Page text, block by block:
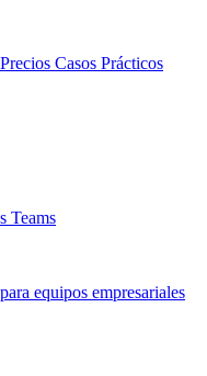
Precios Casos Prácticos
Teams
equipos empresariales